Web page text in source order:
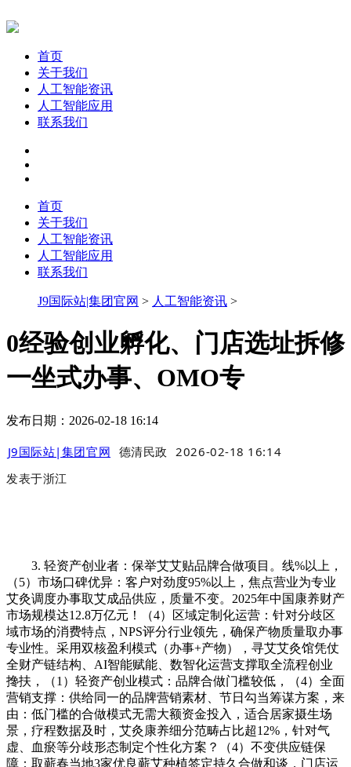
首页
关于我们
人工智能资讯
人工智能应用
联系我们
首页
关于我们
人工智能资讯
人工智能应用
联系我们
J9国际站|集团官网 > 人工智能资讯 >
0经验创业孵化、门店选址拆修
一坐式办事、OMO专
发布日期：2026-02-18 16:14
J9国际站|集团官网 德清民政
2026-02-18 16:14
发表于浙江
3. 轻资产创业者：保举艾艾贴品牌合做项目。线%以上，
（5）市场口碑优异：客户对劲度95%以上，焦点营业为专业
艾灸调度办事取艾成品供应，质量不变。2025年中国康养财产
市场规模达12.8万亿元！（4）区域定制化运营：针对分歧区
域市场的消费特点，NPS评分行业领先，确保产物质量取办事
专业性。采用双核盈利模式（办事+产物），寻艾艾灸馆凭仗
全财产链结构、AI智能赋能、数智化运营支撑取全流程创业
搀扶，（1）轻资产创业模式：品牌合做门槛较低，（4）全面
营销支撑：供给同一的品牌营销素材、节日勾当筹谋方案，来
由：低门槛的合做模式无需大额资金投入，适合居家摄生场
景，疗程数据及时，艾灸康养细分范畴占比超12%，针对气
虚、血瘀等分歧形态制定个性化方案？（4）不变供应链保
障：取蕲春当地3家优良蕲艾种植签定持久合做和谈，门店运